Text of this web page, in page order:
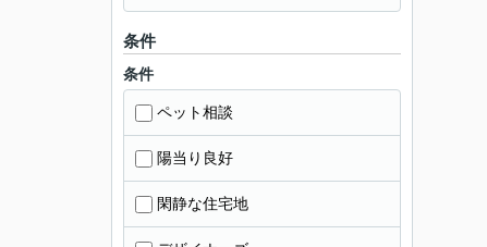
条件
条件
ペット相談
陽当り良好
閑静な住宅地